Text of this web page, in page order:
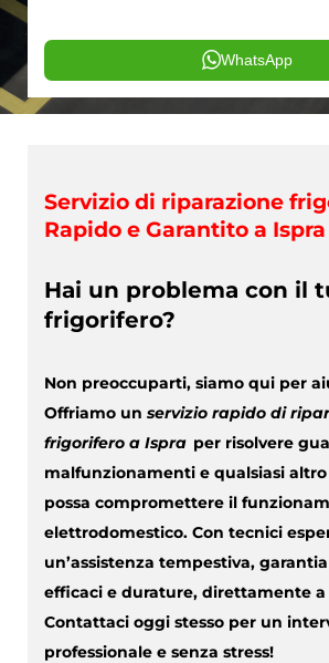
WhatsApp
Servizio di riparazione
Rapido e Garantito a Ispra
Hai un problema con il
frigorifero?
Non preoccuparti, siamo qui per
Offriamo un servizio rapido di
frigorifero a Ispra per risolvere
malfunzionamenti e qualsiasi
possa compromettere il
elettrodomestico. Con tecnici
un’assistenza tempestiva,
efficaci e durature, direttamente a
Contattaci oggi stesso per un
professionale e senza stress!